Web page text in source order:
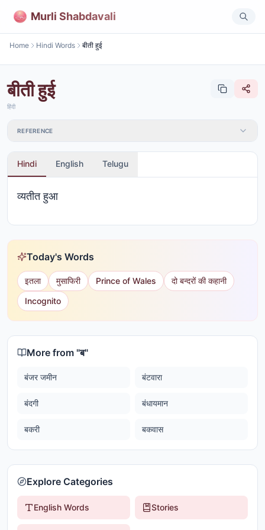
Murli Shabdavali
Home Hindi Words बीती हुई
बीती हुई
हिंदी
REFERENCE
Hindi English Telugu
व्यतीत हुआ
Today's Words
इतला मुसाफिरी Prince of Wales
दो बन्दरों की कहानी
Incognito
More from "ब"
बंजर जमीन बंटवारा
बंदगी बंधायमान
बकरी बकवास
Explore Categories
English Words Stories